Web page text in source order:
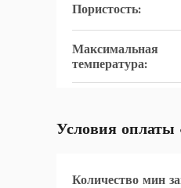
Пористость:
Максимальная
температура:
Условия оплаты
Количество мин